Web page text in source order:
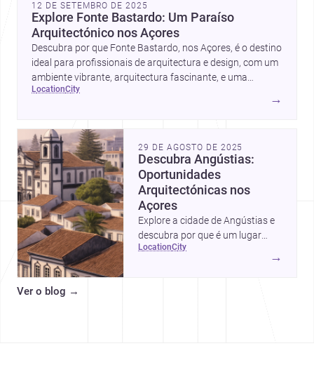
12 DE SETEMBRO DE 2025
Explore Fonte Bastardo: Um Paraíso
Arquitectónico nos Açores
Descubra por que Fonte Bastardo, nos Açores, é o destino
ideal para profissionais de arquitectura e design, com um
ambiente vibrante, arquitectura fascinante, e uma
comunidade de especialistas à disposição.
location city
→
29 DE AGOSTO DE 2025
Descubra Angústias:
Oportunidades
Arquitectónicas nos
Açores
Explore a cidade de Angústias e
descubra por que é um lugar
ideal para projetos
location city
→
Ver o blog →